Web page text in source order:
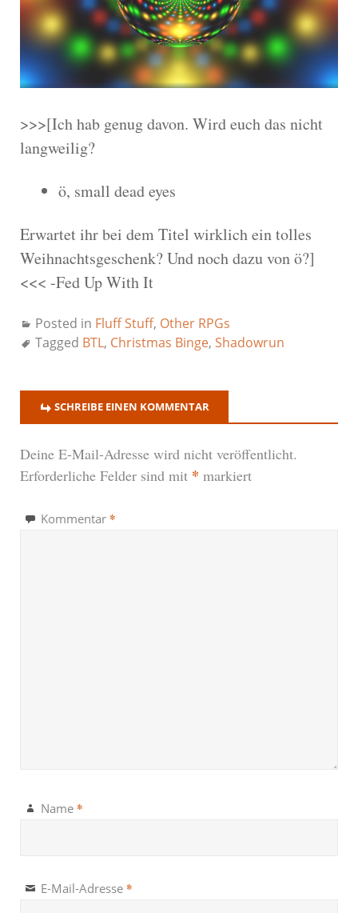
>>>[Ich hab genug davon. Wird euch das nicht
langweilig?
ö, small dead eyes
Erwartet ihr bei dem Titel wirklich ein tolles
Weihnachtsgeschenk? Und noch dazu von ö?]
<<< -Fed Up With It
Posted in Fluff Stuff, Other RPGs
Tagged BTL, Christmas Binge, Shadowrun
SCHREIBE EINEN KOMMENTAR
Deine E-Mail-Adresse wird nicht veröffentlicht.
Erforderliche Felder sind mit * markiert
Kommentar *
Name *
E-Mail-Adresse *